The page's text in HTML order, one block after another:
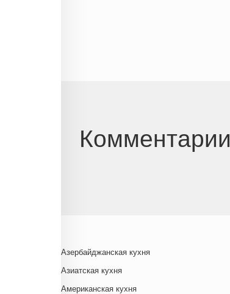
Комментарии
Азербайджанская кухня
Азиатская кухня
Американская кухня